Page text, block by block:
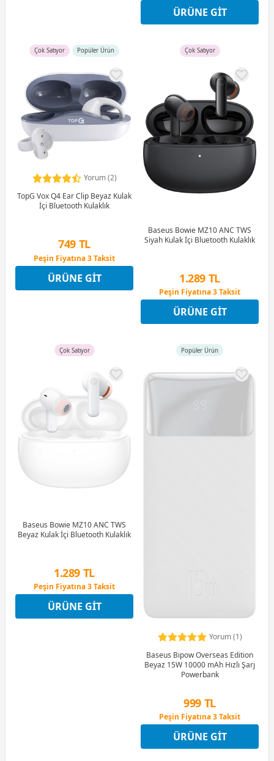
Peşin Fiyatına 3 Taksit
ÜRÜNE GIT
Çok Satıyor Popüler Ürün
Yorum (2)
TopG Vox Q4 Ear Clip Beyaz Kulak
İçi Bluetooth Kulaklık
749 TL
Peşin Fiyatına 3 Taksit
9 Ay x 104 TL taksitle
Peşin Fiyatına 3 Taksit
ÜRÜNE GIT
Çok Satıyor
Baseus Bowie MZ10 ANC TWS
Siyah Kulak İçi Bluetooth Kulaklık
1.289 TL
Peşin Fiyatına 3 Taksit
9 Ay x 179 TL taksitle
Peşin Fiyatına 3 Taksit
ÜRÜNE GIT
Çok Satıyor
Baseus Bowie MZ10 ANC TWS
Beyaz Kulak İçi Bluetooth Kulaklık
1.289 TL
Peşin Fiyatına 3 Taksit
9 Ay x 179 TL taksitle
Peşin Fiyatına 3 Taksit
ÜRÜNE GIT
Popüler Ürün
Yorum (1)
Baseus Bipow Overseas Edition
Beyaz 15W 10000 mAh Hızlı Şarj
Powerbank
999 TL
Peşin Fiyatına 3 Taksit
12 Ay x 118 TL taksitle
Peşin Fiyatına 3 Taksit
ÜRÜNE GIT